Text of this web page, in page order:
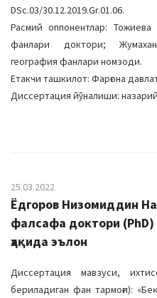
DSс.03/30.12.2019.Gr.01.06.
Расмий оппонентлар:
фанлари доктори;
география фанлари номзоди.
Етакчи ташкилот: Фарғона
Диссертация йўналиши:
25.03.2022
Ёдгоров Низомиддин
фалсафа доктори (PhD)
ҳақида эълон
Диссертация мавзуси,
бериладиган фан тармоғи):